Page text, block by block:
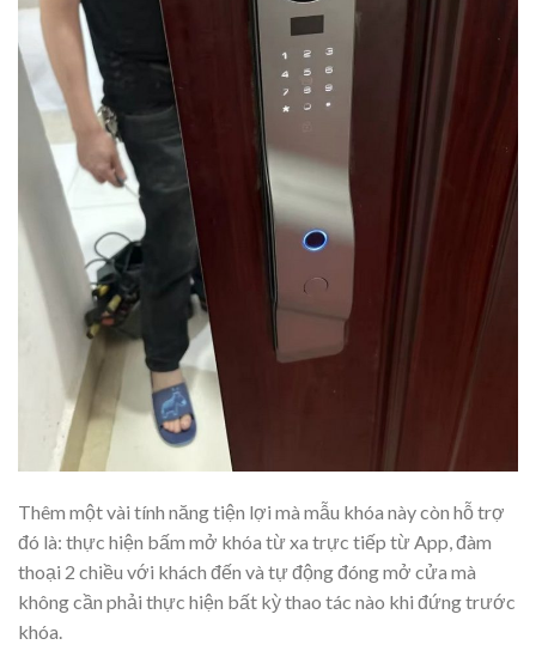
Thêm một vài tính năng tiện lợi mà mẫu khóa này còn hỗ trợ
đó là: thực hiện bấm mở khóa từ xa trực tiếp từ App, đàm
thoại 2 chiều với khách đến và tự động đóng mở cửa mà
không cần phải thực hiện bất kỳ thao tác nào khi đứng trước
khóa.